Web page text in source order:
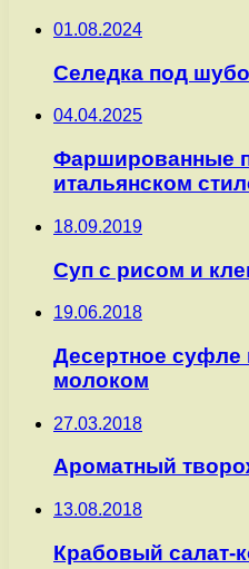
01.08.2024
Селедка под
04.04.2025
Фаршированные
итальянском
18.09.2019
Суп с рисом и
19.06.2018
Десертное суфле
молоком
27.03.2018
Ароматный
13.08.2018
Крабовый салат-